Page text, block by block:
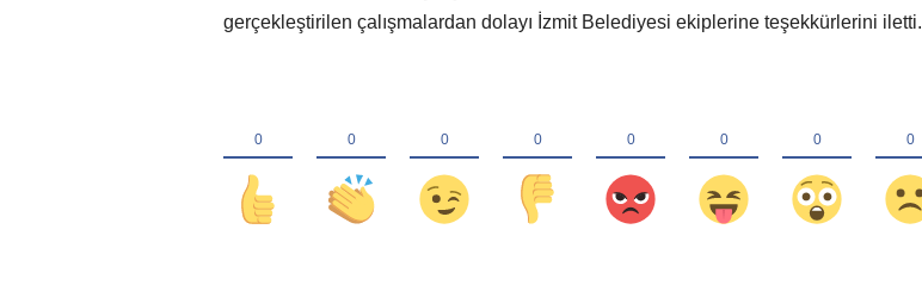
gerçekleştirilen çalışmalardan dolayı İzmit Belediyesi ekiplerine teşekkürlerini iletti.